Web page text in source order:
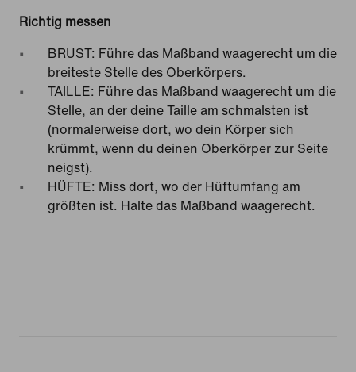
Richtig messen
BRUST: Führe das Maßband waagerecht um die
breiteste Stelle des Oberkörpers.
TAILLE: Führe das Maßband waagerecht um die
Stelle, an der deine Taille am schmalsten ist
(normalerweise dort, wo dein Körper sich
krümmt, wenn du deinen Oberkörper zur Seite
neigst).
HÜFTE: Miss dort, wo der Hüftumfang am
größten ist. Halte das Maßband waagerecht.